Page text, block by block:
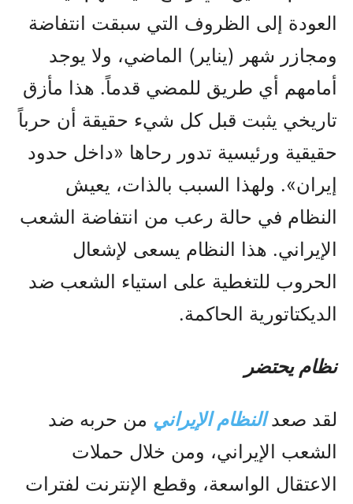
العودة إلى الظروف التي سبقت انتفاضة
ومجازر شهر (يناير) الماضي، ولا يوجد
أمامهم أي طريق للمضي قدماً. هذا مأزق
تاريخي يثبت قبل كل شيء حقيقة أن حرباً
حقيقية ورئيسية تدور رحاها «داخل حدود
إيران». ولهذا السبب بالذات، يعيش
النظام في حالة رعب من انتفاضة الشعب
الإيراني. هذا النظام يسعى لإشعال
الحروب للتغطية على استياء الشعب ضد
الديكتاتورية الحاكمة.
نظام يحتضر
لقد صعدالنظام الإيراني من حربه ضد
الشعب الإيراني، ومن خلال حملات
الاعتقال الواسعة، وقطع الإنترنت لفترات